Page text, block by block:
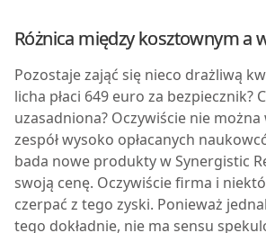
Różnica między kosztownym a
Pozostaje zająć się nieco drażliwą
licha płaci 649 euro za bezpiecznik?
uzasadniona? Oczywiście nie można
zespół wysoko opłacanych
bada nowe produkty w Synergistic
swoją cenę. Oczywiście firma i
czerpać z tego zyski. Ponieważ
tego dokładnie, nie ma sensu